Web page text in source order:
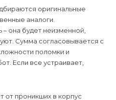
оригинальные
аналоги.
она будет неизменной,
Сумма согласовывается с
поломки и
Если все устраивает,
от проникших в корпус